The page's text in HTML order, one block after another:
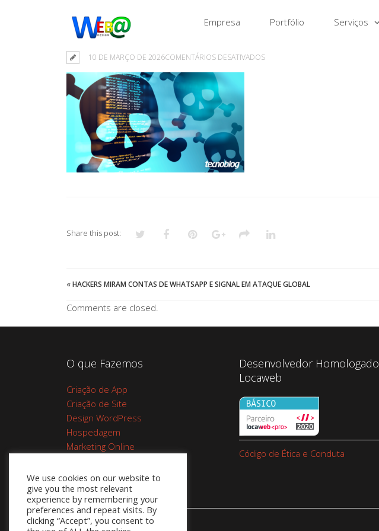
Empresa Portfólio Serviços
10 DE MARÇO DE 2026COMENTÁRIOS DESATIVADOSEM
Share this post:
«HACKERS MIRAM CONTAS DE WHATSAPP E SIGNAL EM ATAQUE GLOBAL
Comments are closed.
O que Fazemos
Criação de App
Criação de Site
Design WordPress
Hospedagem
Marketing Online
Cupom Google Workspace do
Google 10%
Desenvolvedor Homologado
Locaweb
Código de Ética e Conduta
We use cookies on our website to
give you the most relevant
experience by remembering your
preferences and repeat visits. By
clicking “Accept”, you consent to